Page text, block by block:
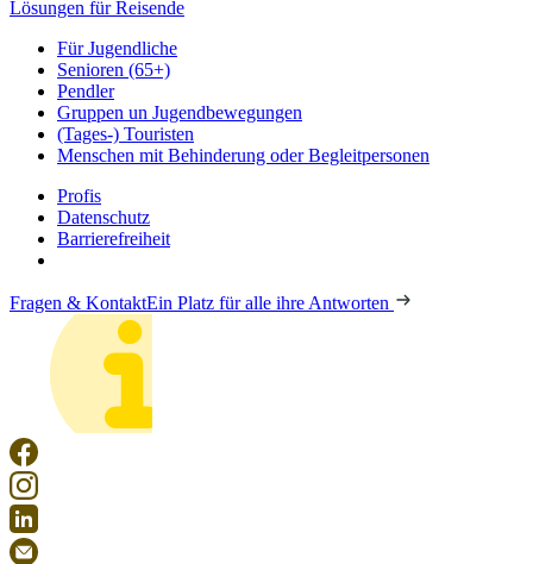
Lösungen für Reisende
Für Jugendliche
Senioren (65+)
Pendler
Gruppen un Jugendbewegungen
(Tages-) Touristen
Menschen mit Behinderung oder Begleitpersonen
Profis
Datenschutz
Barrierefreiheit
Fragen & KontaktEin Platz für alle ihre Antworten